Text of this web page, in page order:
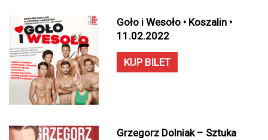
Goło i Wesoło • Koszalin •
11.02.2022
KUP BILET
Grzegorz Dolniak – Sztuka